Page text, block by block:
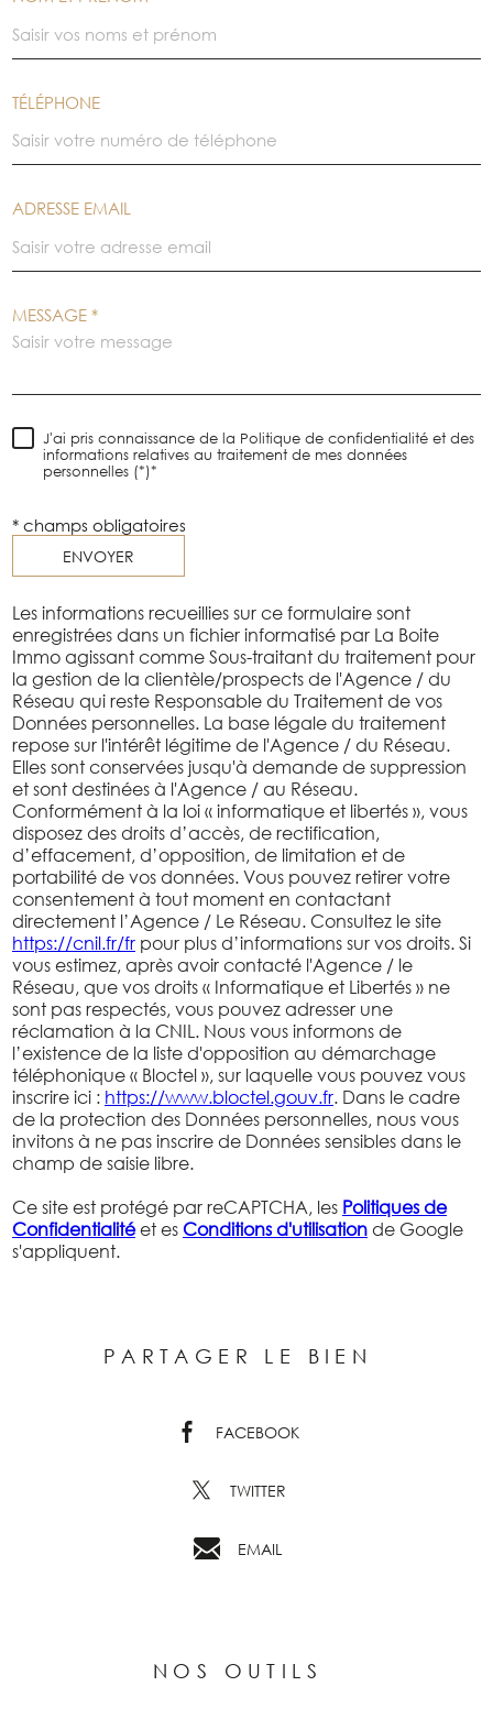
TÉLÉPHONE
ADRESSE EMAIL
MESSAGE *
J'ai pris connaissance de la Politique de confidentialité et des
informations relatives au traitement de mes données
personnelles (*)*
* champs obligatoires
ENVOYER
Les informations recueillies sur ce formulaire sont
enregistrées dans un fichier informatisé par La Boite
Immo agissant comme Sous-traitant du traitement pour
la gestion de la clientèle/prospects de l'Agence / du
Réseau qui reste Responsable du Traitement de vos
Données personnelles. La base légale du traitement
repose sur l'intérêt légitime de l'Agence / du Réseau.
Elles sont conservées jusqu'à demande de suppression
et sont destinées à l'Agence / au Réseau.
Conformément à la loi « informatique et libertés », vous
disposez des droits d’accès, de rectification,
d’effacement, d’opposition, de limitation et de
portabilité de vos données. Vous pouvez retirer votre
consentement à tout moment en contactant
directement l’Agence / Le Réseau. Consultez le site
https://cnil.fr/fr pour plus d’informations sur vos droits. Si
vous estimez, après avoir contacté l'Agence / le
Réseau, que vos droits « Informatique et Libertés » ne
sont pas respectés, vous pouvez adresser une
réclamation à la CNIL. Nous vous informons de
l’existence de la liste d'opposition au démarchage
téléphonique « Bloctel », sur laquelle vous pouvez vous
inscrire ici : https://www.bloctel.gouv.fr. Dans le cadre
de la protection des Données personnelles, nous vous
invitons à ne pas inscrire de Données sensibles dans le
champ de saisie libre.
Ce site est protégé par reCAPTCHA, les Politiques de
Confidentialitéet es Conditions d'utilisation de Google
s'appliquent.
PARTAGER LE BIEN
FACEBOOK
TWITTER
EMAIL
NOS OUTILS